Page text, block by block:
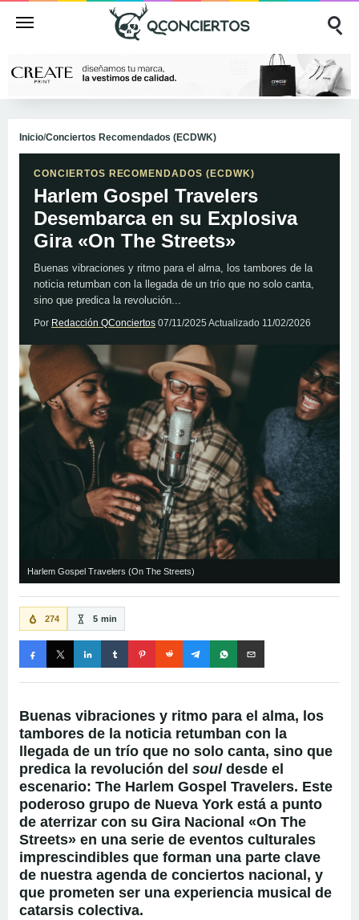
Inicio/Conciertos Recomendados (ECDWK)
CONCIERTOS RECOMENDADOS (ECDWK)
Harlem Gospel Travelers
Desembarca en su Explosiva
Gira «On The Streets»
Buenas vibraciones y ritmo para el alma, los tambores de la
noticia retumban con la llegada de un trío que no solo canta,
sino que predica la revolución...
Por Redacción QConciertos 07/11/2025 Actualizado 11/02/2026
Harlem Gospel Travelers (On The Streets)
274 5 min
Buenas vibraciones y ritmo para el alma, los
tambores de la noticia retumban con la
llegada de un trío que no solo canta, sino que
predica la revolución del souldesde el
escenario: The Harlem Gospel Travelers. Este
poderoso grupo de Nueva York está a punto
de aterrizar con su Gira Nacional «On The
Streets» en una serie de eventos culturales
imprescindibles que forman una parte clave
de nuestra agenda de conciertos nacional, y
que prometen ser una experiencia musical de
catarsis colectiva.